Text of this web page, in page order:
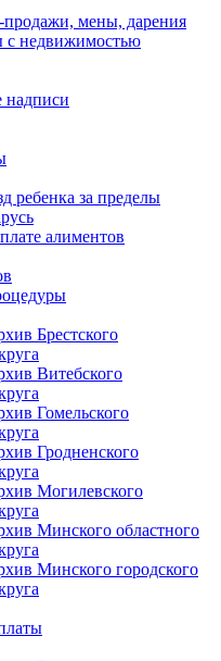
мены, дарения
с недвижимостью
надписи
ребенка за пределы
алиментов
Брестского
Витебского
Гомельского
Гродненского
Могилевского
Минского областного
Минского городского